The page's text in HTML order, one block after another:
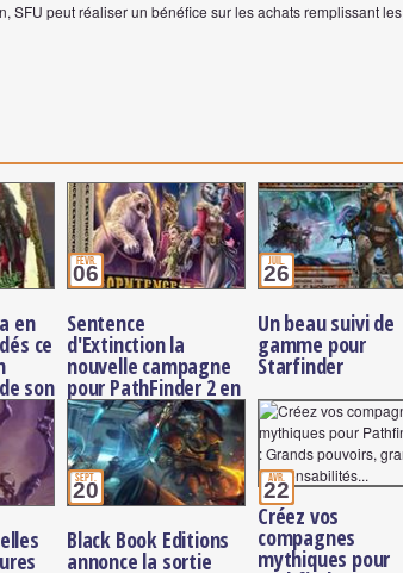
SFU peut réaliser un bénéfice sur les achats remplissant les
en
ce
son
févr.
06
Sentence
d'Extinction la
nouvelle campagne
pour PathFinder 2 en
foulencement ce
lundi 08 février à
19h00
juil.
26
Un beau suivi de
gamme pour
Starfinder
sept.
20
Black Book Editions
annonce la sortie
avr.
22
Créez vos
compagnes
mythiques pour